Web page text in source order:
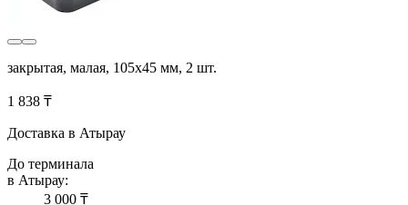
закрытая, малая, 105х45 мм, 2 шт.
1 838 ₸
Доставка в Атырау
До терминала
в Атырау:
3 000 ₸